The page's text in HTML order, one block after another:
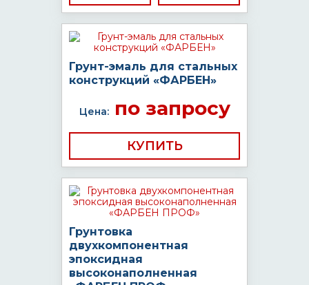
Грунт-эмаль для стальных
конструкций «ФАРБЕН»
Цена:по запросу
КУПИТЬ
Грунтовка
двухкомпонентная
эпоксидная
высоконаполненная